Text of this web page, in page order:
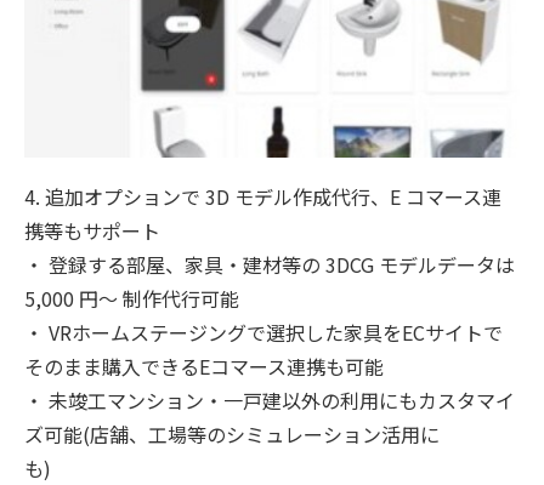
4. 追加オプションで 3D モデル作成代行、E コマース連
携等もサポート
・ 登録する部屋、家具・建材等の 3DCG モデルデータは
5,000 円〜 制作代行可能
・ VRホームステージングで選択した家具をECサイトで
そのまま購入できるEコマース連携も可能
・ 未竣工マンション・一戸建以外の利用にもカスタマイ
ズ可能(店舗、工場等のシミュレーション活用に
も)